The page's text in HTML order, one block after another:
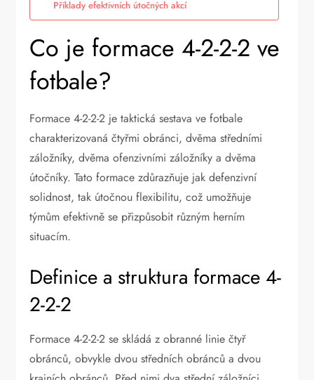
Příklady efektivních útočných akcí
Co je formace 4-2-2-2 ve
fotbale?
Formace 4-2-2-2 je taktická sestava ve fotbale
charakterizovaná čtyřmi obránci, dvěma středními
záložníky, dvěma ofenzivními záložníky a dvěma
útočníky. Tato formace zdůrazňuje jak defenzivní
solidnost, tak útočnou flexibilitu, což umožňuje
týmům efektivně se přizpůsobit různým herním
situacím.
Definice a struktura formace 4-
2-2-2
Formace 4-2-2-2 se skládá z obranné linie čtyř
obránců, obvykle dvou středních obránců a dvou